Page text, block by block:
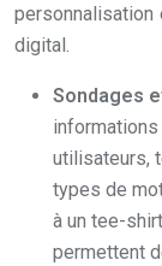
personnalisation
digital.
Sondages
utilisateurs,
types de
à un tee-
permettent